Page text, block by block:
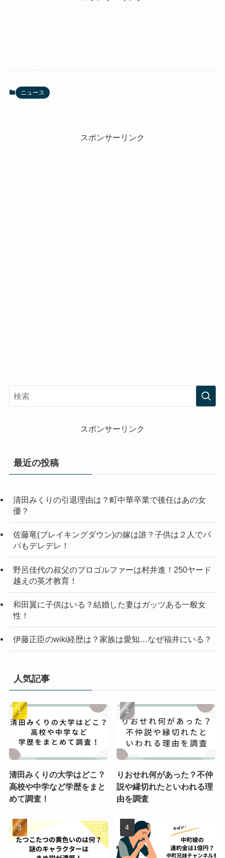
ニュース
スポンサーリンク
スポンサーリンク
最近の投稿
清田みくりの引退理由は？町中華卒業で後任はあの女
優？
佐藤竜(ブレイキングダウン)の嫁は誰？子供は２人でパ
パもデレデレ！
野呂佳代の叔父のプロゴルファーは村井進！250ヤード
越えの英才教育！
和田翼に子供はいる？結婚した妻はガッツある一般女
性！
伊藤正臣のwiki経歴は？家族は愛知…なぜ福井にいる？
人気記事
清田みくりの大学はどこ？
高校や中学など学歴をまと
めて調査！
りおせれ何があった？不仲
説や縁切れたといわれる理
由を調査